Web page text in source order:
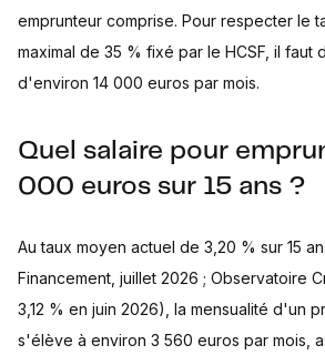
emprunteur comprise. Pour respecter le
maximal de 35 % fixé par le HCSF, il faut
d'environ 14 000 euros par mois.
Quel salaire pour
000 euros sur 15 ans ?
Au taux moyen actuel de 3,20 % sur 15
Financement, juillet 2026 ; Observatoire
3,12 % en juin 2026), la mensualité d'un
s'élève à environ 3 560 euros par mois,